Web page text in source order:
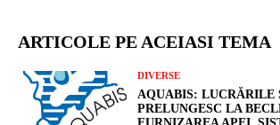
ARTICOLE PE ACEIASI TEMA
DIVERSE
AQUABIS: LUCRĂRILE
PRELUNGESC LA